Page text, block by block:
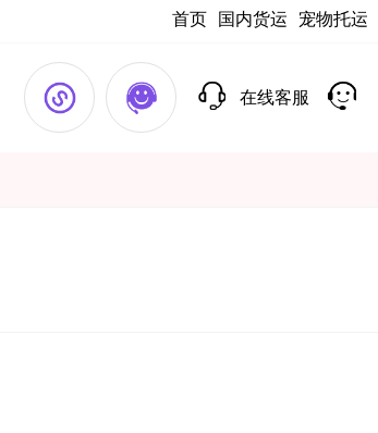
首页 国内货运 宠物托运
在线客服